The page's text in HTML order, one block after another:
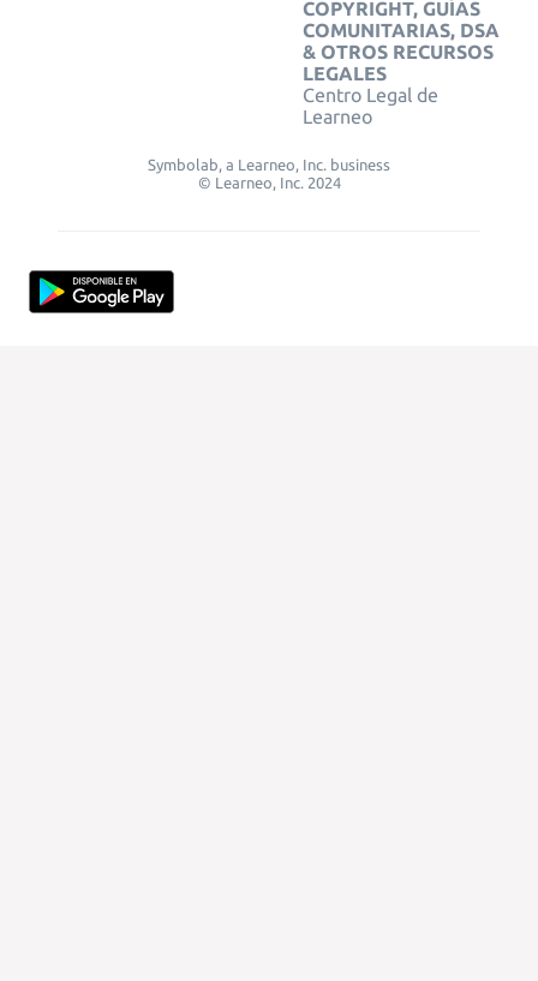
COPYRIGHT, GUÍAS
COMUNITARIAS, DSA
& OTROS RECURSOS
LEGALES
Centro Legal de
Learneo
Symbolab, a Learneo, Inc. business
© Learneo, Inc. 2024